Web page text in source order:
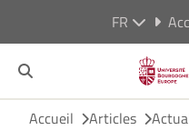
FR
Accueil Articles